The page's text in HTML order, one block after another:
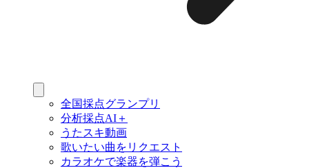
全国採点グランプリ
分析採点AI＋
うたスキ動画
歌いたい曲をリクエスト
カラオケで楽器を弾こう